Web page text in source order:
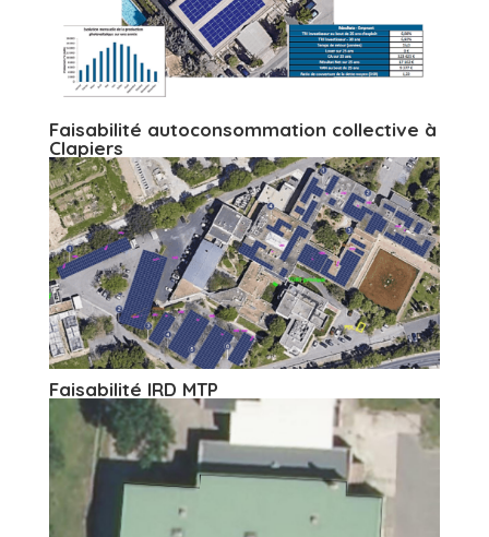
Faisabilité autoconsommation collective à
Clapiers
Faisabilité IRD MTP